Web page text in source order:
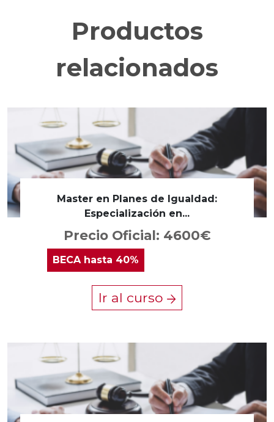
Productos
relacionados
Master en Planes de Igualdad:
Especialización en...
Precio Oficial: 4600€
BECAhasta 40%
Ir al curso